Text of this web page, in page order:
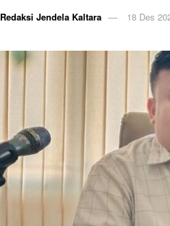
Redaksi Jendela Kaltara 18 Des